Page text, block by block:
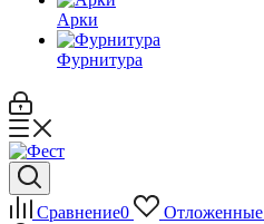
Арки
Фурнитура
Сравнение0 Отложенные